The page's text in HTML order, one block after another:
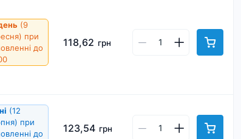
(9
при
до
118,62 грн
(12
при
до
123,54 грн